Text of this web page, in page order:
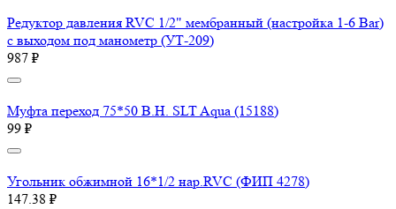
Редуктор давления RVC 1/2" мембранный (настройка 1-6 Bar)
с выходом под манометр (УТ-209)
987 ₽
Муфта переход 75*50 В.Н. SLT Aqua (15188)
99 ₽
Угольник обжимной 16*1/2 нар.RVC (ФИП 4278)
147.38 ₽